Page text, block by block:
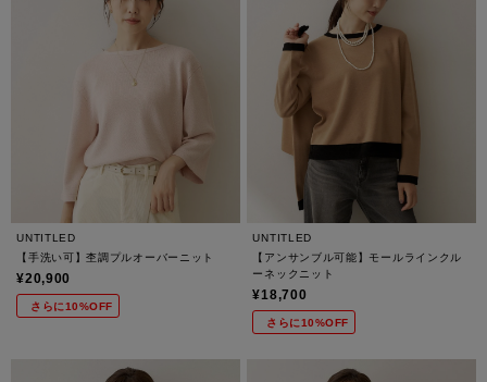
UNTITLED
【手洗い可】杢調プルオーバーニット
¥20,900
さらに10%OFF
UNTITLED
【アンサンブル可能】モールラインクル
ーネックニット
¥18,700
さらに10%OFF